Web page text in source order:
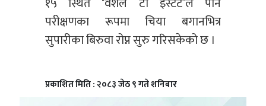
परीक्षणका रूपमा चिया बगानभित्र
सुपारीका बिरुवा रोप्न सुरु गरिसकेको छ ।
प्रकाशित मिति : २०८३ जेठ ९ गते शनिबार